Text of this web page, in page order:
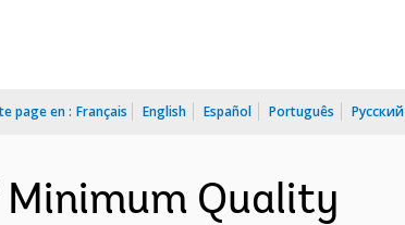
page en : Français English Español Português Русский
Minimum Quality